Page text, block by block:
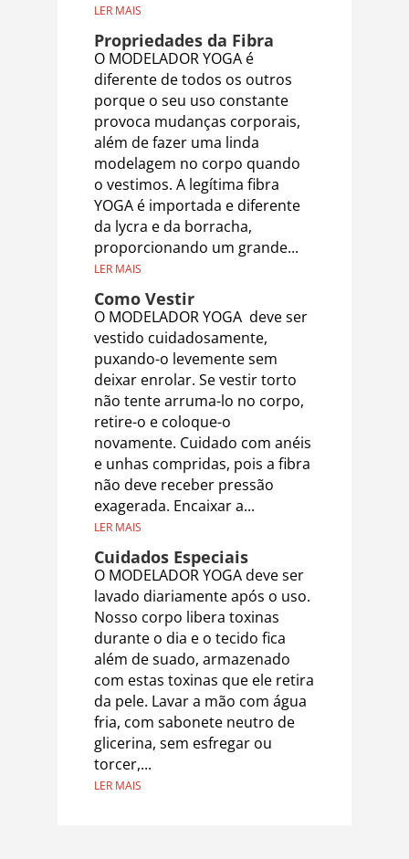
LER MAIS
Propriedades da Fibra
O MODELADOR YOGA é
diferente de todos os outros
porque o seu uso constante
provoca mudanças corporais,
além de fazer uma linda
modelagem no corpo quando
o vestimos. A legítima fibra
YOGA é importada e diferente
da lycra e da borracha,
proporcionando um grande...
LER MAIS
Como Vestir
O MODELADOR YOGA deve ser
vestido cuidadosamente,
puxando-o levemente sem
deixar enrolar. Se vestir torto
não tente arruma-lo no corpo,
retire-o e coloque-o
novamente. Cuidado com anéis
e unhas compridas, pois a fibra
não deve receber pressão
exagerada. Encaixar a...
LER MAIS
Cuidados Especiais
O MODELADOR YOGA deve ser
lavado diariamente após o uso.
Nosso corpo libera toxinas
durante o dia e o tecido fica
além de suado, armazenado
com estas toxinas que ele retira
da pele. Lavar a mão com água
fria, com sabonete neutro de
glicerina, sem esfregar ou
torcer,...
LER MAIS